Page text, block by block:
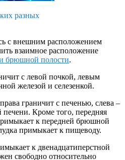
разных
с внешним расположением
взаимное расположение
брюшной полости.
с левой почкой, левым
железой и селезенкой.
граничит с печенью, слева –
Кроме того, передняя
к передней брюшной
примыкает к пищеводу.
к двенадцатиперстной
свободно относительно